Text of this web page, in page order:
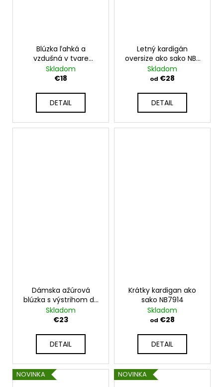
Blúzka ľahká a
vzdušná v tvare
kimona BOHO NB-
SIMONE
Skladom
€18
DETAIL
Letný kardigán
oversize ako sako NB-
LOKO
Skladom
od €28
DETAIL
Dámska ažúrová
blúzka s výstrihom do
V NB-HEIDI
Skladom
€23
DETAIL
Krátky kardigan ako
sako NB7914
Skladom
od €28
DETAIL
NOVINKA NOVINKA